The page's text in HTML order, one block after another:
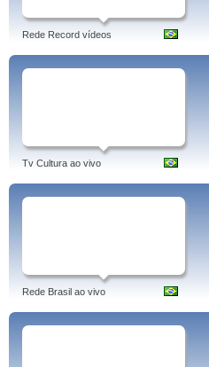
Rede Record vídeos
Tv Cultura ao vivo
Rede Brasil ao vivo